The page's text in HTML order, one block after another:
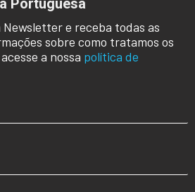
Portuguesa
e receba todas as
sobre como tratamos os
a nossa política de